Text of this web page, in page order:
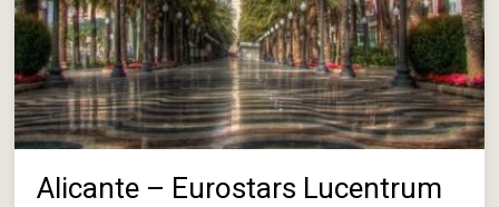
Alicante – Eurostars Lucentrum